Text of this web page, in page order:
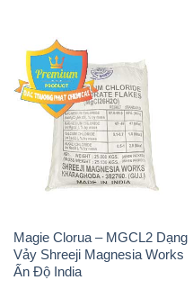
Magie Clorua – MGCL2 Dạng
Vảy Shreeji Magnesia Works
Ấn Độ India